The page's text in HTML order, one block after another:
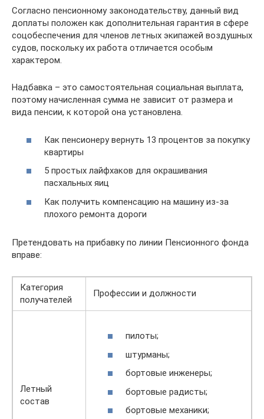
Согласно пенсионному законодательству, данный вид
доплаты положен как дополнительная гарантия в сфере
соцобеспечения для членов летных экипажей воздушных
судов, поскольку их работа отличается особым
характером.
Надбавка – это самостоятельная социальная выплата,
поэтому начисленная сумма не зависит от размера и
вида пенсии, к которой она установлена.
Как пенсионеру вернуть 13 процентов за покупку
квартиры
5 простых лайфхаков для окрашивания
пасхальных яиц
Как получить компенсацию на машину из-за
плохого ремонта дороги
Претендовать на прибавку по линии Пенсионного фонда
вправе:
Категория
получателей
Профессии и должности
Летный
состав
пилоты;
штурманы;
бортовые инженеры;
бортовые радисты;
бортовые механики;